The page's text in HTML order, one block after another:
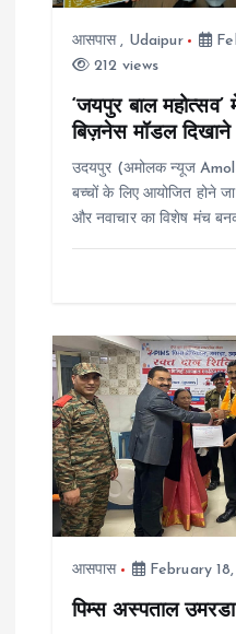
a
आसपास, Udaipur
212 views
‘जयपुर बाल
बिज़नेस मॉडल दिखाने
उदयपुर (अमोलक न्यूज
बच्चों के लिए आयोजित होने जा
और नवाचार का विशेष मंच
आसपास February
पिम्स अस्पताल